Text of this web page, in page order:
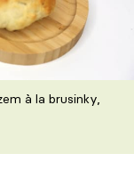
à la brusinky,